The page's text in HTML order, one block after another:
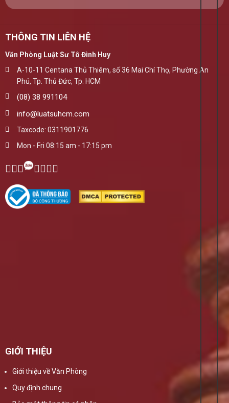
THÔNG TIN LIÊN HỆ
Văn Phòng Luật Sư Tô Đình Huy
A-10-11 Centana Thủ Thiêm, số 36 Mai Chí Thọ, Phường An
Phú, Tp. Thủ Đức, Tp. HCM
(08) 38 991104
info@luatsuhcm.com
Taxcode: 0311901776
Mon - Fri 08:15 am - 17:15 pm
GIỚI THIỆU
Giới thiệu về Văn Phòng
Quy định chung